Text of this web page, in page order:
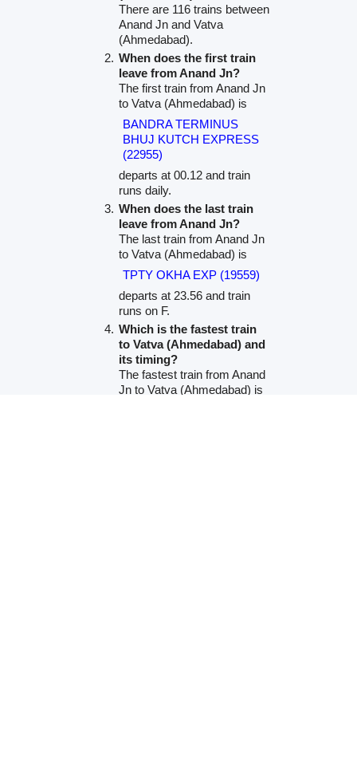
There are 116 trains between
Anand Jn and Vatva
(Ahmedabad).
When does the first train
leave from Anand Jn?
The first train from Anand Jn
to Vatva (Ahmedabad) is
BANDRA TERMINUS
BHUJ KUTCH EXPRESS
(22955)
departs at 00.12 and train
runs daily.
When does the last train
leave from Anand Jn?
The last train from Anand Jn
to Vatva (Ahmedabad) is
TPTY OKHA EXP (19559)
departs at 23.56 and train
runs on F.
Which is the fastest train
to Vatva (Ahmedabad) and
its timing?
The fastest train from Anand
Jn to Vatva (Ahmedabad) is